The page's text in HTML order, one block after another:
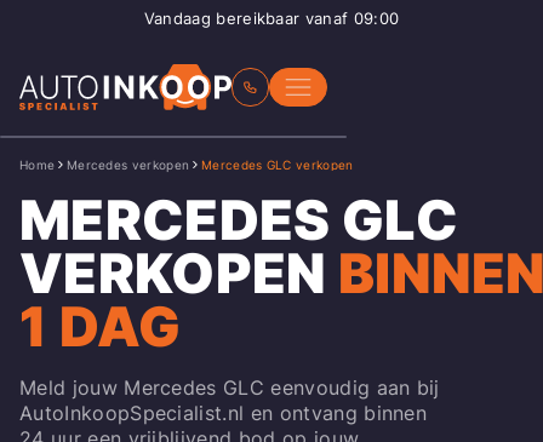
Vandaag bereikbaar vanaf 09:00
Home Mercedes verkopen Mercedes GLC verkopen
MERCEDES GLC
VERKOPEN
1 DAG
Meld jouw Mercedes GLC eenvoudig aan bij
AutoInkoopSpecialist.nl en ontvang binnen